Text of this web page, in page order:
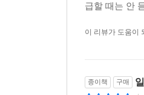
차이까지 알 수
남윤지 | 20대, 직
목차를 훑어보고
급할 때는 안
이 리뷰가 도움이
종이책 구매